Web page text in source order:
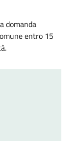
domanda
entro 15